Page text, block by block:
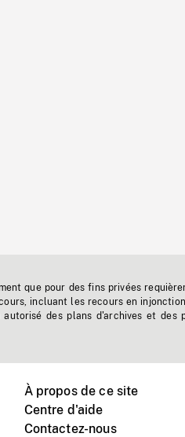
que pour des fins privées
incluant les recours en
des plans d'archives et des
À propos de ce site
Centre d'aide
Contactez-nous